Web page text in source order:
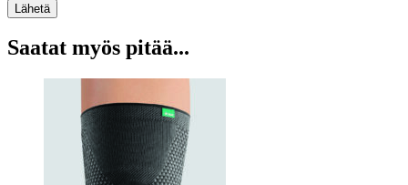
Lähetä
Saatat myös pitää...